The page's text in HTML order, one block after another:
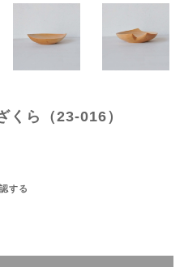
くら（23-016）
する